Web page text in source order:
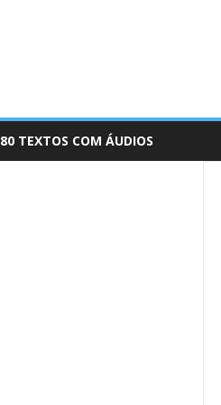
80 TEXTOS COM ÁUDIOS